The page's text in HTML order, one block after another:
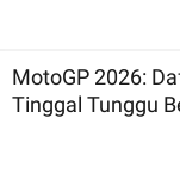
MotoGP 2026:
Tinggal Tunggu